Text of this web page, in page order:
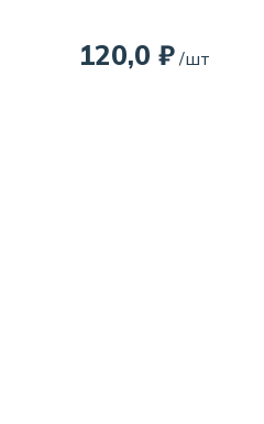
120,0 ₽ /шт